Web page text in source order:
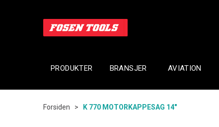
PRODUKTER BRANSJER AVIATION
Forsiden > K 770 MOTORKAPPESAG 14"